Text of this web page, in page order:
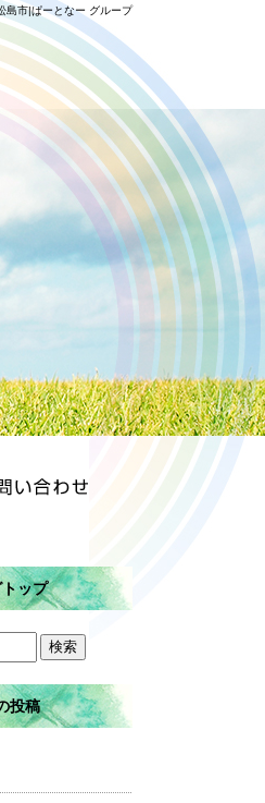
島市|ぱーとなー グループ
ップ
投稿